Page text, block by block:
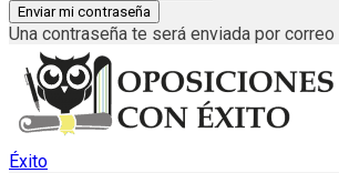
Una contraseña te será enviada por
Éxito